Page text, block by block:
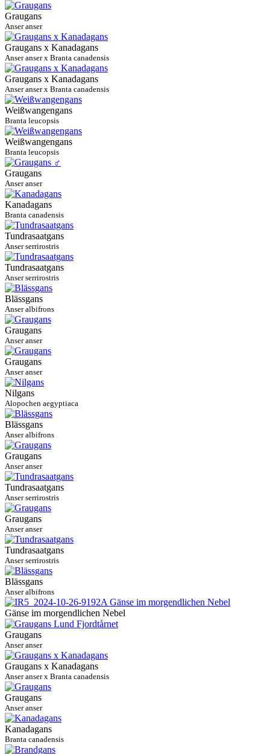
Graugans
Anser anser
Graugans x Kanadagans
Anser anser x Branta canadensis
Graugans x Kanadagans
Anser anser x Branta canadensis
Weißwangengans
Branta leucopsis
Weißwangengans
Branta leucopsis
Graugans
Anser anser
Kanadagans
Branta canadensis
Tundrasaatgans
Anser serrirostris
Tundrasaatgans
Anser serrirostris
Blässgans
Anser albifrons
Graugans
Anser anser
Graugans
Anser anser
Nilgans
Alopochen aegyptiaca
Blässgans
Anser albifrons
Graugans
Anser anser
Tundrasaatgans
Anser serrirostris
Graugans
Anser anser
Tundrasaatgans
Anser serrirostris
Blässgans
Anser albifrons
Gänse im morgendlichen Nebel
Graugans
Anser anser
Graugans x Kanadagans
Anser anser x Branta canadensis
Graugans
Anser anser
Kanadagans
Branta canadensis